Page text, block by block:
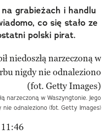
na grabieżach i handlu
co się stało ze
polski pirat.
narzeczoną w Waszyngtonie. Jego
nie odnaleziono (fot. Getty Images)